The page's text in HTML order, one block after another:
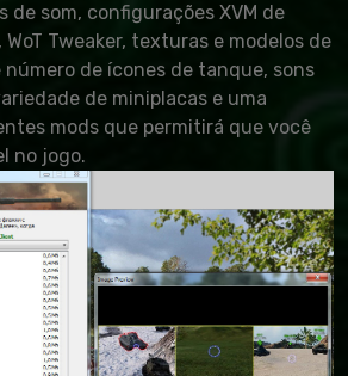
de som, configurações XVM de
Tweaker, texturas e modelos de
de ícones de tanque, sons
de miniplacas e uma
mods que permitirá que você
no jogo.